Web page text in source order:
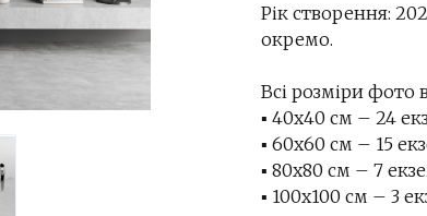
Рік створення:
окремо.
Всі розміри фото в
▪︎ 40х40 см – 24
▪︎ 60х60 см – 15
▪︎ 80х80 см – 7
▪︎ 100х100 см – 3